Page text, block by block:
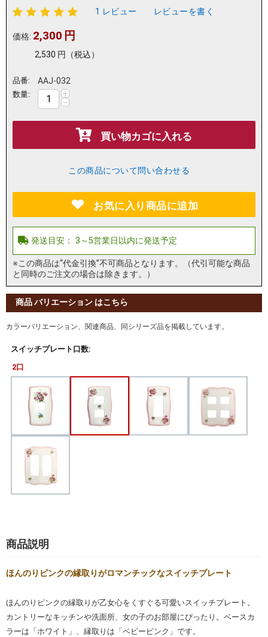
1 レビュー レビューを書く
価格: 2,300 円
2,530 円 （税込）
品番: AAJ-032
数量: +
−
買い物カゴに入れる
この商品について問い合わせる
お気に入り商品に追加
※この商品は“代金引換”不可商品となります。（代引可能な商品
と同時のご注文の場合は除きます。）
商品 バリエーション はこちら
カラーバリエーション、関連商品、同シリーズ品を掲載しています。
スイッチプレート口数:
2口
商品説明
ほんのりピンクの縁取りがロマンチックなスイッチプレート
ほんのりピンクの縁取りが乙女心をくすぐる可愛いスイッチプレート。
カントリーなキッチンや洗面所、女の子のお部屋にぴったり。ベースカ
ラーは「ホワイト」、縁取りは「ベビーピンク」です。